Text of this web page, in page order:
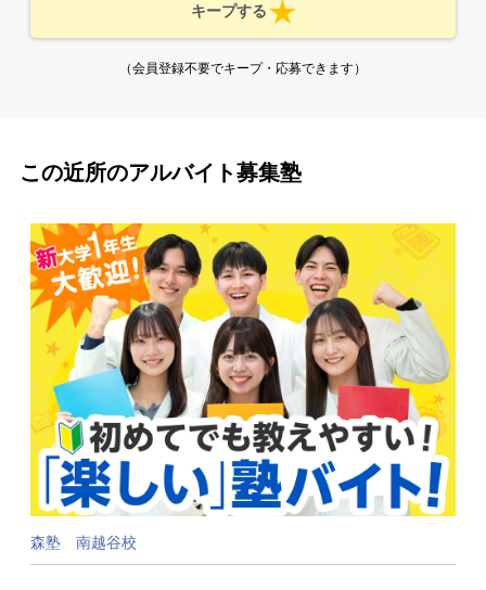
キープする
（会員登録不要でキープ・応募できます）
この近所のアルバイト募集塾
森塾 南越谷校